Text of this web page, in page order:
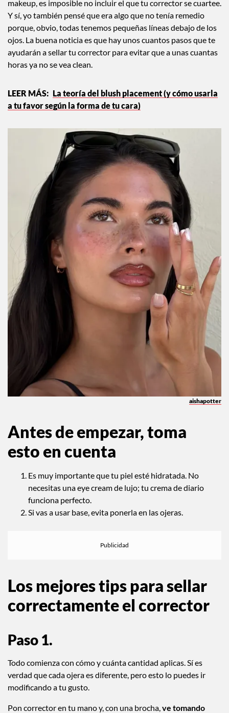
makeup, es imposible no incluir el que tu corrector se cuartee.
Y sí, yo también pensé que era algo que no tenía remedio
porque, obvio, todas tenemos pequeñas líneas debajo de los
ojos. La buena noticia es que hay unos cuantos pasos que te
ayudarán a sellar tu corrector para evitar que a unas cuantas
horas ya no se vea clean.
La teoría del blush placement (y cómo usarla
a tu favor según la forma de tu cara)
aishapotter
Antes de empezar, toma
esto en cuenta
Es muy importante que tu piel esté hidratada. No
necesitas una eye cream de lujo; tu crema de diario
funciona perfecto.
Si vas a usar base, evita ponerla en las ojeras.
Los mejores tips para sellar
correctamente el corrector
Paso 1.
Todo comienza con cómo y cuánta cantidad aplicas. Sí es
verdad que cada ojera es diferente, pero esto lo puedes ir
modificando a tu gusto.
Pon corrector en tu mano y, con una brocha,ve tomando